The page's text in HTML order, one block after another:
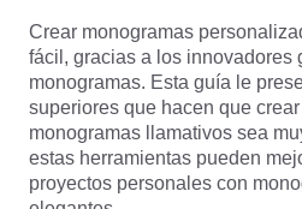
Crear monogramas
fácil, gracias a los innovadores
monogramas. Esta guía le
superiores que hacen que
monogramas llamativos sea
estas herramientas pueden
proyectos personales con